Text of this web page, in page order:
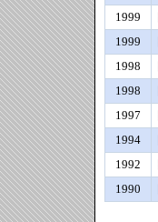
1999
1999
1998
1998
1997
1994
1992
1990